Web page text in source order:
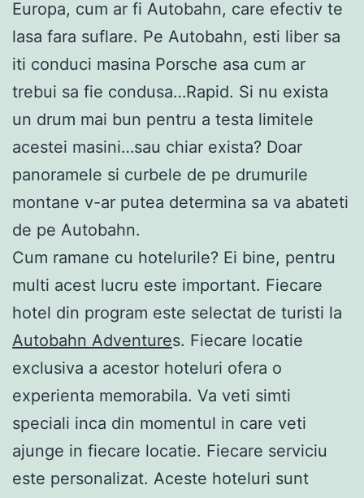
Europa, cum ar fi Autobahn, care efectiv te
lasa fara suflare. Pe Autobahn, esti liber sa
iti conduci masina Porsche asa cum ar
trebui sa fie condusa…Rapid. Si nu exista
un drum mai bun pentru a testa limitele
acestei masini…sau chiar exista? Doar
panoramele si curbele de pe drumurile
montane v-ar putea determina sa va abateti
de pe Autobahn.
Cum ramane cu hotelurile? Ei bine, pentru
multi acest lucru este important. Fiecare
hotel din program este selectat de turisti la
Autobahn Adventures. Fiecare locatie
exclusiva a acestor hoteluri ofera o
experienta memorabila. Va veti simti
speciali inca din momentul in care veti
ajunge in fiecare locatie. Fiecare serviciu
este personalizat. Aceste hoteluri sunt